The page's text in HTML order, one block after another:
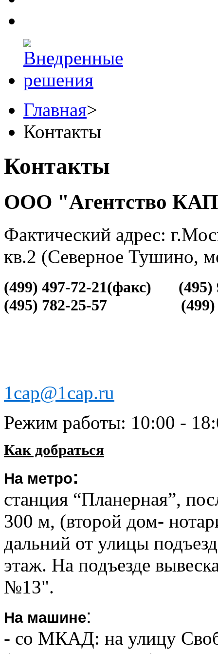
Главная>
Контакты
Контакты
ООО "Агентство
Фактический адрес:
кв.2 (Северное Тушино,
(499) 497-72-21(факс)
(495)
(495) 782-25-57 (499)
1cap@1cap.ru
Режим работы: 10:00 -
Как добраться
На метро:
станция “Планерная”,
300 м, (второй дом-
дальний от улицы
этаж. На подъезде
№13".
На машине:
- со МКАД: на улицу